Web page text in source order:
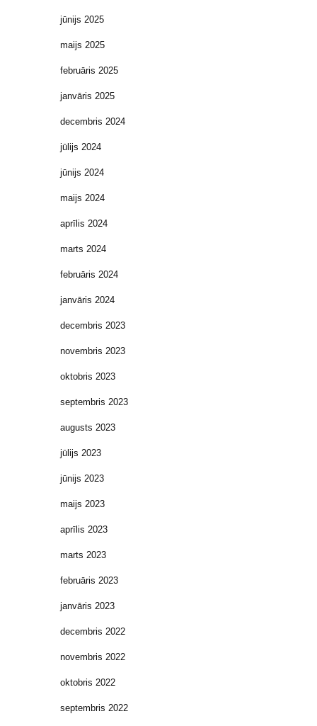
jūnijs 2025
maijs 2025
februāris 2025
janvāris 2025
decembris 2024
jūlijs 2024
jūnijs 2024
maijs 2024
aprīlis 2024
marts 2024
februāris 2024
janvāris 2024
decembris 2023
novembris 2023
oktobris 2023
septembris 2023
augusts 2023
jūlijs 2023
jūnijs 2023
maijs 2023
aprīlis 2023
marts 2023
februāris 2023
janvāris 2023
decembris 2022
novembris 2022
oktobris 2022
septembris 2022